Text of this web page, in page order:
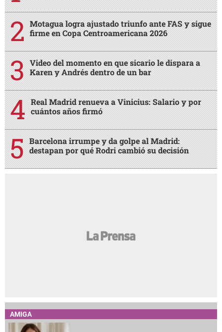
Motagua logra ajustado triunfo ante FAS y sigue
firme en Copa Centroamericana 2026
Video del momento en que sicario le dispara a
Karen y Andrés dentro de un bar
Real Madrid renueva a Vinicius: Salario y por
cuántos años firmó
Barcelona irrumpe y da golpe al Madrid:
destapan por qué Rodri cambió su decisión
AMIGA